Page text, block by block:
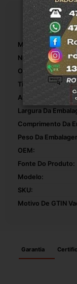
Marca:
Número De Peça:
Origem:
Tipo De Veículo:
Altura Da
Largura Da
Comprimento Da
Peso Da
OEM:
Fonte Do Produto:
Modelo:
SKU:
Motivo De GTIN
Garantia